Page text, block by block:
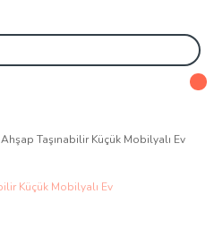
Ahşap Taşınabilir Küçük Mobilyalı Ev